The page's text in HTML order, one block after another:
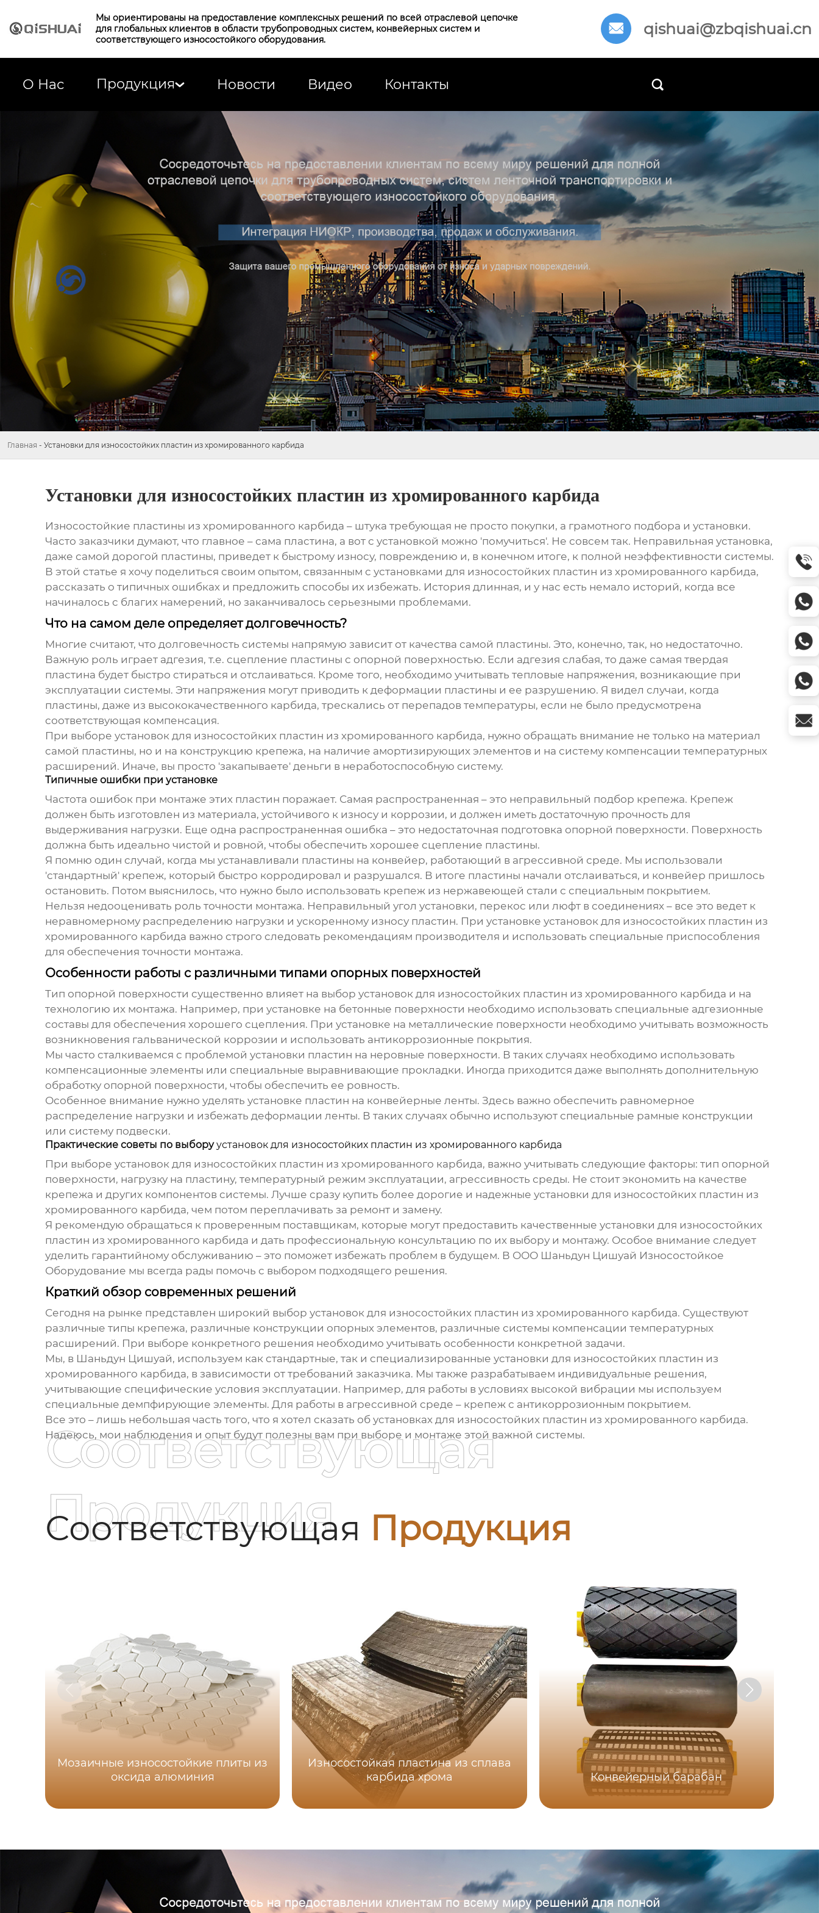
Мы ориентированы на предоставление комплексных решений по всей отраслевой цепочке
для глобальных клиентов в области трубопроводных систем, конвейерных систем и
соответствующего износостойкого оборудования.
 qishuai@zbqishuai.cn
О Нас Продукция Новости Видео Контакты 
Главная - Установки для износостойких пластин из хромированного карбида
Установки для износостойких пластин из хромированного карбида
Износостойкие пластины из хромированного карбида – штука требующая не просто покупки, а грамотного подбора и установки.
Часто заказчики думают, что главное – сама пластина, а вот с установкой можно 'помучиться'. Не совсем так. Неправильная установка,
даже самой дорогой пластины, приведет к быстрому износу, повреждению и, в конечном итоге, к полной неэффективности системы.
В этой статье я хочу поделиться своим опытом, связанным с установками для износостойких пластин из хромированного карбида,
рассказать о типичных ошибках и предложить способы их избежать. История длинная, и у нас есть немало историй, когда все
начиналось с благих намерений, но заканчивалось серьезными проблемами.
Что на самом деле определяет долговечность?
Многие считают, что долговечность системы напрямую зависит от качества самой пластины. Это, конечно, так, но недостаточно.
Важную роль играет адгезия, т.е. сцепление пластины с опорной поверхностью. Если адгезия слабая, то даже самая твердая
пластина будет быстро стираться и отслаиваться. Кроме того, необходимо учитывать тепловые напряжения, возникающие при
эксплуатации системы. Эти напряжения могут приводить к деформации пластины и ее разрушению. Я видел случаи, когда
пластины, даже из высококачественного карбида, трескались от перепадов температуры, если не было предусмотрена
соответствующая компенсация.
При выборе установок для износостойких пластин из хромированного карбида, нужно обращать внимание не только на материал
самой пластины, но и на конструкцию крепежа, на наличие амортизирующих элементов и на систему компенсации температурных
расширений. Иначе, вы просто 'закапываете' деньги в неработоспособную систему.
Типичные ошибки при установке
Частота ошибок при монтаже этих пластин поражает. Самая распространенная – это неправильный подбор крепежа. Крепеж
должен быть изготовлен из материала, устойчивого к износу и коррозии, и должен иметь достаточную прочность для
выдерживания нагрузки. Еще одна распространенная ошибка – это недостаточная подготовка опорной поверхности. Поверхность
должна быть идеально чистой и ровной, чтобы обеспечить хорошее сцепление пластины.
Я помню один случай, когда мы устанавливали пластины на конвейер, работающий в агрессивной среде. Мы использовали
'стандартный' крепеж, который быстро корродировал и разрушался. В итоге пластины начали отслаиваться, и конвейер пришлось
остановить. Потом выяснилось, что нужно было использовать крепеж из нержавеющей стали с специальным покрытием.
Нельзя недооценивать роль точности монтажа. Неправильный угол установки, перекос или люфт в соединениях – все это ведет к
неравномерному распределению нагрузки и ускоренному износу пластин. При установке установок для износостойких пластин из
хромированного карбида важно строго следовать рекомендациям производителя и использовать специальные приспособления
для обеспечения точности монтажа.
Особенности работы с различными типами опорных поверхностей
Тип опорной поверхности существенно влияет на выбор установок для износостойких пластин из хромированного карбида и на
технологию их монтажа. Например, при установке на бетонные поверхности необходимо использовать специальные адгезионные
составы для обеспечения хорошего сцепления. При установке на металлические поверхности необходимо учитывать возможность
возникновения гальванической коррозии и использовать антикоррозионные покрытия.
Мы часто сталкиваемся с проблемой установки пластин на неровные поверхности. В таких случаях необходимо использовать
компенсационные элементы или специальные выравнивающие прокладки. Иногда приходится даже выполнять дополнительную
обработку опорной поверхности, чтобы обеспечить ее ровность.
Особенное внимание нужно уделять установке пластин на конвейерные ленты. Здесь важно обеспечить равномерное
распределение нагрузки и избежать деформации ленты. В таких случаях обычно используют специальные рамные конструкции
или систему подвески.
Практические советы по выборуустановок для износостойких пластин из хромированного карбида
При выборе установок для износостойких пластин из хромированного карбида, важно учитывать следующие факторы: тип опорной
поверхности, нагрузку на пластину, температурный режим эксплуатации, агрессивность среды. Не стоит экономить на качестве
крепежа и других компонентов системы. Лучше сразу купить более дорогие и надежные установки для износостойких пластин из
хромированного карбида, чем потом переплачивать за ремонт и замену.
Я рекомендую обращаться к проверенным поставщикам, которые могут предоставить качественные установки для износостойких
пластин из хромированного карбида и дать профессиональную консультацию по их выбору и монтажу. Особое внимание следует
уделить гарантийному обслуживанию – это поможет избежать проблем в будущем. В ООО Шаньдун Цишуай Износостойкое
Оборудование мы всегда рады помочь с выбором подходящего решения.
Краткий обзор современных решений
Сегодня на рынке представлен широкий выбор установок для износостойких пластин из хромированного карбида. Существуют
различные типы крепежа, различные конструкции опорных элементов, различные системы компенсации температурных
расширений. При выборе конкретного решения необходимо учитывать особенности конкретной задачи.
Мы, в Шаньдун Цишуай, используем как стандартные, так и специализированные установки для износостойких пластин из
хромированного карбида, в зависимости от требований заказчика. Мы также разрабатываем индивидуальные решения,
учитывающие специфические условия эксплуатации. Например, для работы в условиях высокой вибрации мы используем
специальные демпфирующие элементы. Для работы в агрессивной среде – крепеж с антикоррозионным покрытием.
Все это – лишь небольшая часть того, что я хотел сказать об установках для износостойких пластин из хромированного карбида.
Надеюсь, мои наблюдения и опыт будут полезны вам при выборе и монтаже этой важной системы.
Соответствующая Продукция
Соответствующая
Продукция
Мозаичные износостойкие плиты из
оксида алюминия
Износостойкая пластина из сплава
карбида хрома
Конвейерный барабан